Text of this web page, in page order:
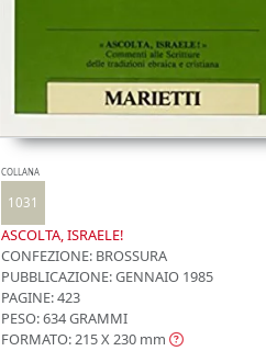
COLLANA
1031
ASCOLTA, ISRAELE!
CONFEZIONE: BROSSURA
PUBBLICAZIONE:GENNAIO 1985
PAGINE: 423
PESO: 634 GRAMMI
FORMATO: 215 X 230 mm